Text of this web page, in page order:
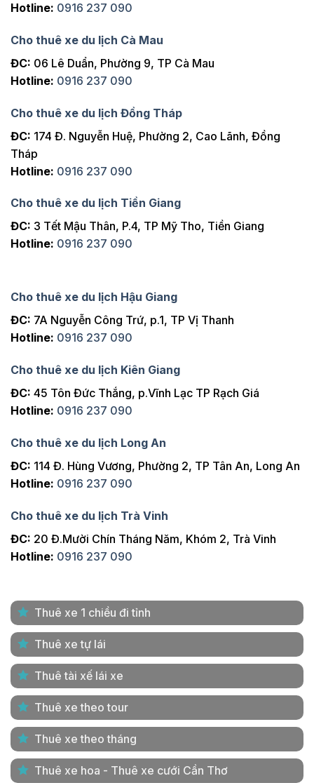
Hotline: 0916 237 090
Cho thuê xe du lịch Cà Mau
ĐC: 06 Lê Duẩn, Phường 9, TP Cà Mau
Hotline: 0916 237 090
Cho thuê xe du lịch Đồng Tháp
ĐC: 174 Đ. Nguyễn Huệ, Phường 2, Cao Lãnh, Đồng
Tháp
Hotline: 0916 237 090
Cho thuê xe du lịch Tiền Giang
ĐC: 3 Tết Mậu Thân, P.4, TP Mỹ Tho, Tiền Giang
Hotline: 0916 237 090
Cho thuê xe du lịch Hậu Giang
ĐC: 7A Nguyễn Công Trứ, p.1, TP Vị Thanh
Hotline: 0916 237 090
Cho thuê xe du lịch Kiên Giang
ĐC: 45 Tôn Đức Thắng, p.Vĩnh Lạc TP Rạch Giá
Hotline: 0916 237 090
Cho thuê xe du lịch Long An
ĐC: 114 Đ. Hùng Vương, Phường 2, TP Tân An, Long An
Hotline: 0916 237 090
Cho thuê xe du lịch Trà Vinh
ĐC: 20 Đ.Mười Chín Tháng Năm, Khóm 2, Trà Vinh
Hotline: 0916 237 090
Thuê xe 1 chiều đi tỉnh
Thuê xe tự lái
Thuê tài xế lái xe
Thuê xe theo tour
Thuê xe theo tháng
Thuê xe hoa - Thuê xe cưới Cần Thơ